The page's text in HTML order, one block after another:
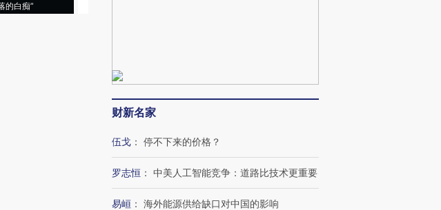
的白痴”
财新名家
伍戈 ： 停不下来的价格？
罗志恒 ： 中美人工智能竞争：道路比技术更重要
易峘 ： 海外能源供给缺口对中国的影响